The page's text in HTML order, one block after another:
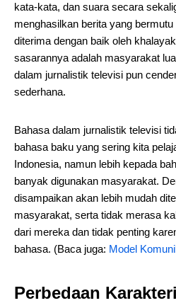
kata-kata, dan suara secara
menghasilkan berita yang
diterima dengan baik oleh
sasarannya adalah masyarakat
dalam jurnalistik televisi pun
sederhana.
Bahasa dalam jurnalistik televisi
bahasa baku yang sering kita
Indonesia, namun lebih kepada
banyak digunakan masyarakat.
disampaikan akan lebih mudah
masyarakat, serta tidak merasa
dari mereka dan tidak penting
bahasa. (Baca juga: Model
Perbedaan